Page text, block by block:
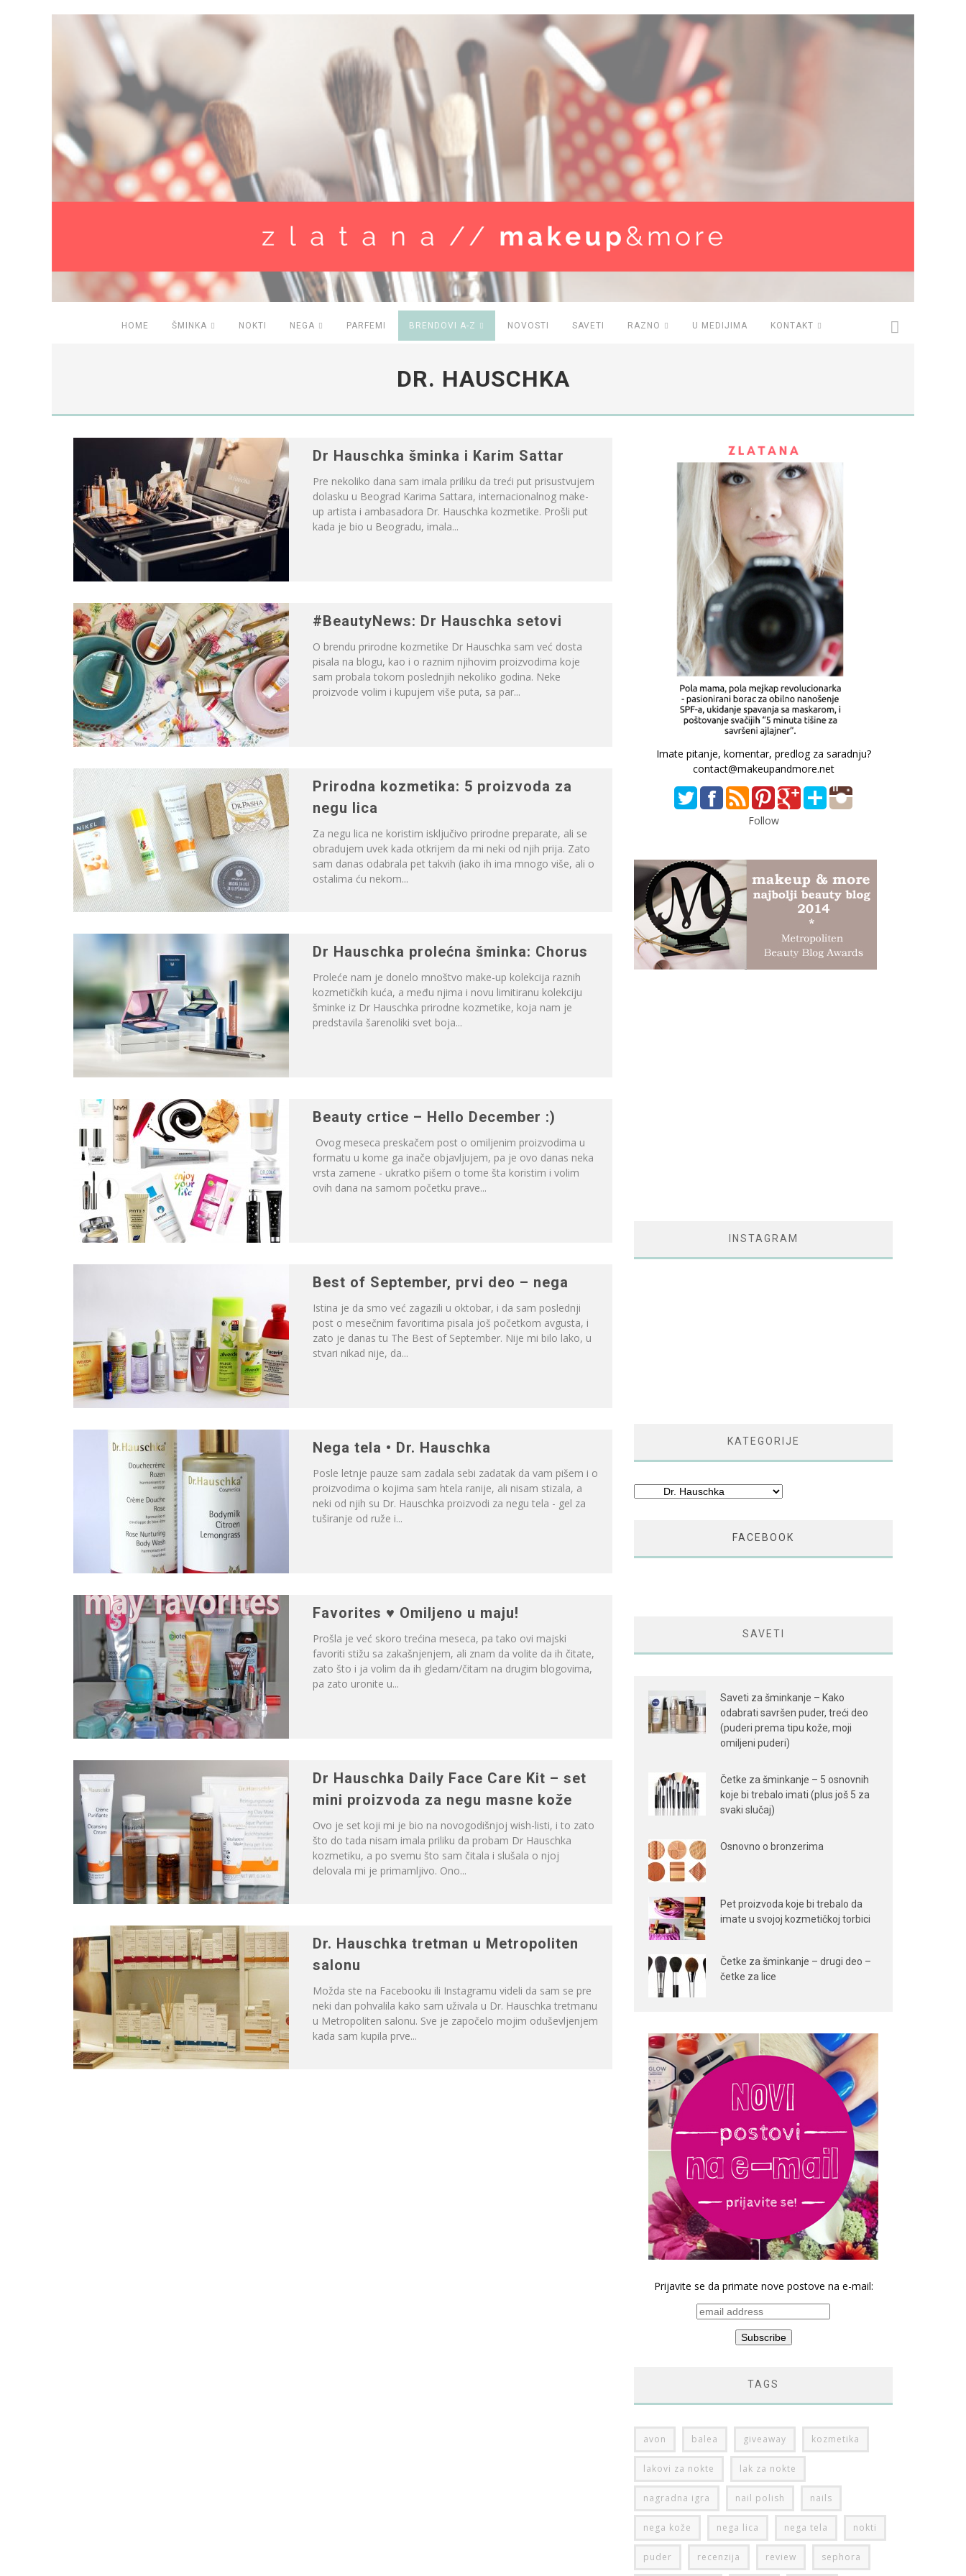
HOME ŠMINKA NOKTI NEGA PARFEMI BRENDOVI A-Z NOVOSTI SAVETI RAZNO U MEDIJIMA KONTAKT
DR. HAUSCHKA
Dr Hauschka šminka i Karim Sattar
Pre nekoliko dana sam imala priliku da treći put prisustvujem
dolasku u Beograd Karima Sattara, internacionalnog make-
up artista i ambasadora Dr. Hauschka kozmetike. Prošli put
kada je bio u Beogradu, imala...
#BeautyNews: Dr Hauschka setovi
O brendu prirodne kozmetike Dr Hauschka sam već dosta
pisala na blogu, kao i o raznim njihovim proizvodima koje
sam probala tokom poslednjih nekoliko godina. Neke
proizvode volim i kupujem više puta, sa par...
Prirodna kozmetika: 5 proizvoda za
negu lica
Za negu lica ne koristim isključivo prirodne preparate, ali se
obradujem uvek kada otkrijem da mi neki od njih prija. Zato
sam danas odabrala pet takvih (iako ih ima mnogo više, ali o
ostalima ću nekom...
Dr Hauschka prolećna šminka: Chorus
Proleće nam je donelo mnoštvo make-up kolekcija raznih
kozmetičkih kuća, a među njima i novu limitiranu kolekciju
šminke iz Dr Hauschka prirodne kozmetike, koja nam je
predstavila šarenoliki svet boja...
Beauty crtice – Hello December :)
Ovog meseca preskačem post o omiljenim proizvodima u
formatu u kome ga inače objavljujem, pa je ovo danas neka
vrsta zamene - ukratko pišem o tome šta koristim i volim
ovih dana na samom početku prave...
Best of September, prvi deo – nega
Istina je da smo već zagazili u oktobar, i da sam poslednji
post o mesečnim favoritima pisala još početkom avgusta, i
zato je danas tu The Best of September. Nije mi bilo lako, u
stvari nikad nije, da...
Nega tela • Dr. Hauschka
Posle letnje pauze sam zadala sebi zadatak da vam pišem i o
proizvodima o kojima sam htela ranije, ali nisam stizala, a
neki od njih su Dr. Hauschka proizvodi za negu tela - gel za
tuširanje od ruže i...
Favorites ♥ Omiljeno u maju!
Prošla je već skoro trećina meseca, pa tako ovi majski
favoriti stižu sa zakašnjenjem, ali znam da volite da ih čitate,
zato što i ja volim da ih gledam/čitam na drugim blogovima,
pa zato uronite u...
Dr Hauschka Daily Face Care Kit – set
mini proizvoda za negu masne kože
Ovo je set koji mi je bio na novogodišnjoj wish-listi, i to zato
što do tada nisam imala priliku da probam Dr Hauschka
kozmetiku, a po svemu što sam čitala i slušala o njoj
delovala mi je primamljivo. Ono...
Dr. Hauschka tretman u Metropoliten
salonu
Možda ste na Facebooku ili Instagramu videli da sam se pre
neki dan pohvalila kako sam uživala u Dr. Hauschka tretmanu
u Metropoliten salonu. Sve je započelo mojim oduševljenjem
kada sam kupila prve...
Imate pitanje, komentar, predlog za saradnju?
contact@makeupandmore.net
Follow
INSTAGRAM
KATEGORIJE
Kategorije
FACEBOOK
SAVETI
Saveti za šminkanje – Kako
odabrati savršen puder, treći deo
(puderi prema tipu kože, moji
omiljeni puderi)
Četke za šminkanje – 5 osnovnih
koje bi trebalo imati (plus još 5 za
svaki slučaj)
Osnovno o bronzerima
Pet proizvoda koje bi trebalo da
imate u svojoj kozmetičkoj torbici
Četke za šminkanje – drugi deo –
četke za lice
Prijavite se da primate nove postove na e-mail:
TAGS
avon balea giveaway kozmetika
lakovi za nokte lak za nokte
nagradna igra nail polish nails
nega kože nega lica nega tela nokti
puder recenzija review sephora